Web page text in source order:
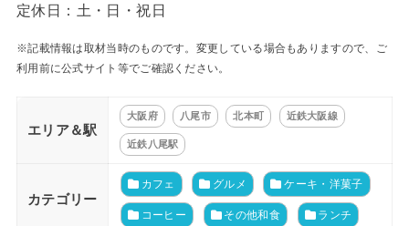
定休日：土・日・祝日
※記載情報は取材当時のものです。変更している場合もありますので、ご
利用前に公式サイト等でご確認ください。
エリア＆駅
大阪府 八尾市 北本町 近鉄大阪線
近鉄八尾駅
カテゴリー
カフェ グルメ ケーキ・洋菓子
コーヒー その他和食 ランチ